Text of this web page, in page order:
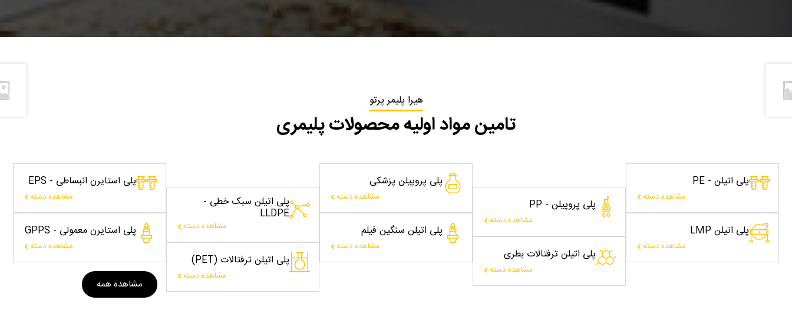
هیرا پلیمر پرتو
تامین مواد اولیه محصولات پلیمری
پلی اتیلن - PE
مشاهده دسته
پلی اتیلن LMP
مشاهده دسته
پلی پروپیلن - PP
مشاهده دسته
پلی اتیلن ترفتالات بطری
مشاهده دسته
پلی پروپیلن پزشکی
مشاهده دسته
پلی اتیلن سنگین فیلم
مشاهده دسته
پلی اتیلن سبک خطی -
LLDPE
مشاهده دسته
پلی اتیلن ترفتالات (PET)
مشاهده دسته
پلی استایرن انبساطی - EPS
مشاهده دسته
پلی استایرن معمولی - GPPS
مشاهده دسته
مشاهده همه